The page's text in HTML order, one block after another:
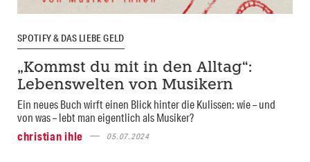
SPOTIFY & DAS LIEBE GELD
„Kommst du mit in den Alltag“:
Lebenswelten von Musikern
Ein neues Buch wirft einen Blick hinter die Kulissen: wie – und
von was – lebt man eigentlich als Musiker?
christian ihle
05.07.2024